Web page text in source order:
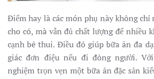
Điểm hay là các món phụ này không
cho có, mà vẫn đủ chất lượng để nhiều
cạnh bê thui. Điều đó giúp bữa ăn đa
giác đơn điệu nếu đi đông người.
nghiệm trọn vẹn một bữa ăn đặc sản